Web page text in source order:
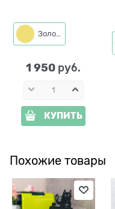
Золото
1 950 руб.
КУПИТЬ
Похожие товары